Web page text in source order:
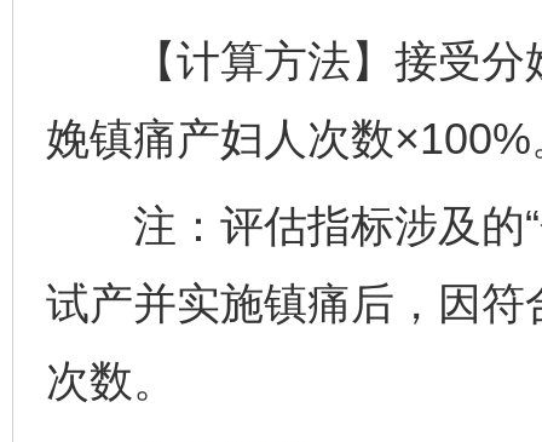
【计算方法】接受分
娩镇痛产妇人次数×100%
注：评估指标涉及的“
试产并实施镇痛后，因
次数。